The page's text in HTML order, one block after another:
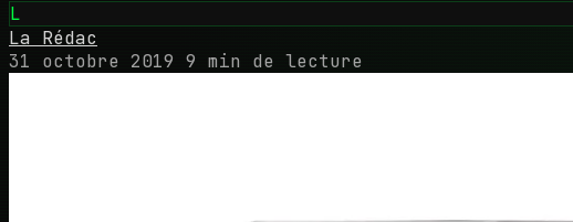
L
La Rédac
31 octobre 2019 9 min de lecture